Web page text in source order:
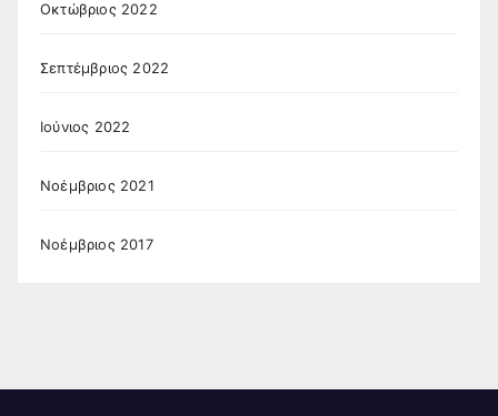
Οκτώβριος 2022
Σεπτέμβριος 2022
Ιούνιος 2022
Νοέμβριος 2021
Νοέμβριος 2017